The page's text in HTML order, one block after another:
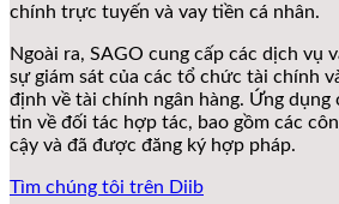
chính trực tuyến và vay tiền cá nhân.
Ngoài ra, SAGO cung cấp các dịch vụ
sự giám sát của các tổ chức tài chính
định về tài chính ngân hàng. Ứng dụng
tin về đối tác hợp tác, bao gồm các
cậy và đã được đăng ký hợp pháp.
Tìm chúng tôi trên Diib